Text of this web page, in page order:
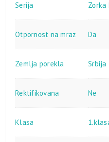
Serija Zorka
Otpornost na mraz Da
Zemlja porekla Srbija
Rektifikovana Ne
Klasa